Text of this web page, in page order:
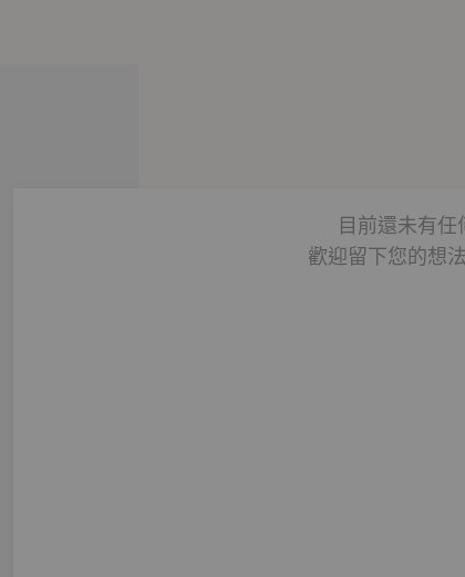
目前還未有任
歡迎留下您的想